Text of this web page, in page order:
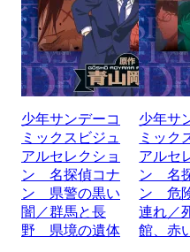
少年サンデーコ
ミックスビジュ
アルセレクショ
ン 名探偵コナ
ン 県警の黒い
闇／群馬と長
野 県境の遺体
少年サ
ミック
アルセ
ン 名
ン 危
連れ／
館、赤